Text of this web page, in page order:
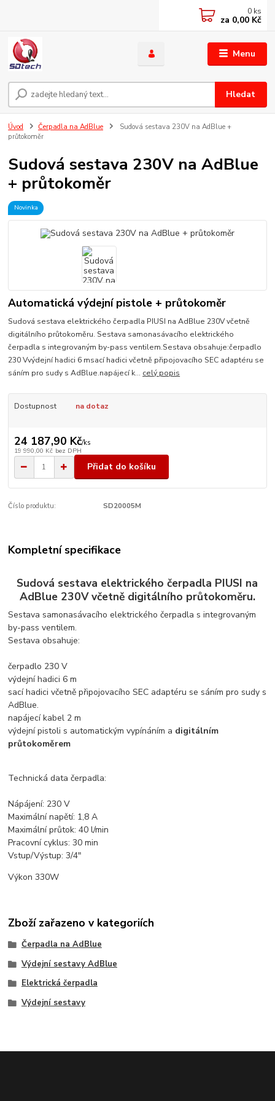
Menu
Hledat
0 ks
za 0,00 Kč
Úvod Čerpadla na AdBlue
Sudová sestava 230V na AdBlue +
průtokoměr
Sudová sestava 230V na AdBlue
+ průtokoměr
Novinka
Automatická výdejní pistole + průtokoměr
Sudová sestava elektrického čerpadla PIUSI na AdBlue 230V včetně
digitálního průtokoměru. Sestava samonasávacího elektrického
čerpadla s integrovaným by-pass ventilem.Sestava obsahuje:čerpadlo
230 Vvýdejní hadici 6 msací hadici včetně připojovacího SEC adaptéru se
sáním pro sudy s AdBlue.napájecí k... celý popis
Dostupnost na dotaz
24 187,90 Kč/ks
19 990,00 Kč bez DPH
Přidat do košíku
Číslo produktu: SD20005M
Kompletní specifikace
Sudová sestava elektrického čerpadla PIUSI na
AdBlue 230V včetně digitálního průtokoměru.
Sestava samonasávacího elektrického čerpadla s integrovaným
by-pass ventilem.
Sestava obsahuje:
čerpadlo 230 V
výdejní hadici 6 m
sací hadici včetně připojovacího SEC adaptéru se sáním pro sudy s
AdBlue.
napájecí kabel 2 m
výdejní pistoli s automatickým vypínáním a digitálním
průtokoměrem
Technická data čerpadla:
Nápájení: 230 V
Maximální napětí: 1,8 A
Maximální průtok: 40 l/min
Pracovní cyklus: 30 min
Vstup/Výstup: 3/4"
Výkon 330W
Zboží zařazeno v kategoriích
Čerpadla na AdBlue
Výdejní sestavy AdBlue
Elektrická čerpadla
Výdejní sestavy